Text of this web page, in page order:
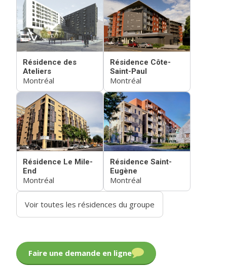
Résidence des
Ateliers
Montréal
Résidence Côte-
Saint-Paul
Montréal
Résidence Le Mile-
End
Montréal
Résidence Saint-
Eugène
Montréal
Voir toutes les résidences du groupe
Faire une demande en ligne